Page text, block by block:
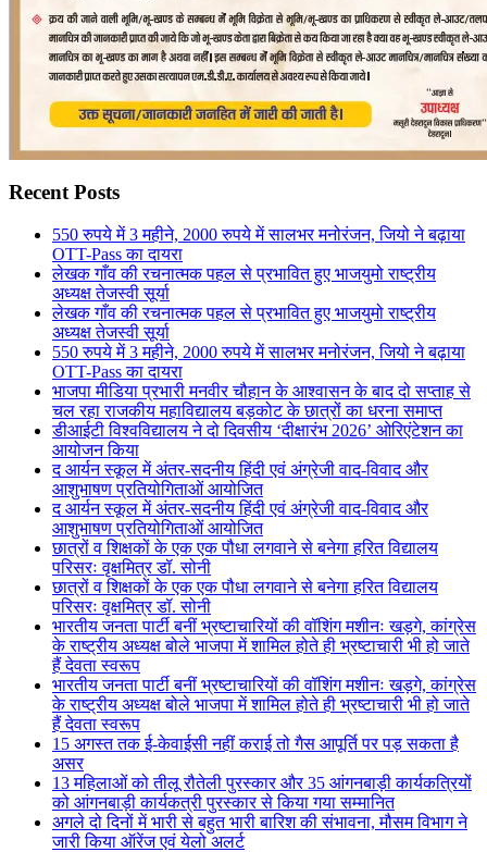
Recent Posts
550 रुपये में 3 महीने, 2000 रुपये में सालभर मनोरंजन, जियो ने बढ़ाया
OTT-Pass का दायरा
लेखक गाँव की रचनात्मक पहल से प्रभावित हुए भाजयुमो राष्ट्रीय
अध्यक्ष तेजस्वी सूर्या
लेखक गाँव की रचनात्मक पहल से प्रभावित हुए भाजयुमो राष्ट्रीय
अध्यक्ष तेजस्वी सूर्या
550 रुपये में 3 महीने, 2000 रुपये में सालभर मनोरंजन, जियो ने बढ़ाया
OTT-Pass का दायरा
भाजपा मीडिया प्रभारी मनवीर चौहान के आश्वासन के बाद दो सप्ताह से
चल रहा राजकीय महाविद्यालय बड़कोट के छात्रों का धरना समाप्त
डीआईटी विश्वविद्यालय ने दो दिवसीय ‘दीक्षारंभ 2026’ ओरिएंटेशन का
आयोजन किया
द आर्यन स्कूल में अंतर-सदनीय हिंदी एवं अंग्रेजी वाद-विवाद और
आशुभाषण प्रतियोगिताओं आयोजित
द आर्यन स्कूल में अंतर-सदनीय हिंदी एवं अंग्रेजी वाद-विवाद और
आशुभाषण प्रतियोगिताओं आयोजित
छात्रों व शिक्षकों के एक एक पौधा लगवाने से बनेगा हरित विद्यालय
परिसरः वृक्षमित्र डॉ. सोनी
छात्रों व शिक्षकों के एक एक पौधा लगवाने से बनेगा हरित विद्यालय
परिसरः वृक्षमित्र डॉ. सोनी
भारतीय जनता पार्टी बनीं भ्रष्टाचारियों की वॉशिंग मशीनः खड़गे, कांग्रेस
के राष्ट्रीय अध्यक्ष बोले भाजपा में शामिल होते ही भ्रष्टाचारी भी हो जाते
हैं देवता स्वरूप
भारतीय जनता पार्टी बनीं भ्रष्टाचारियों की वॉशिंग मशीनः खड़गे, कांग्रेस
के राष्ट्रीय अध्यक्ष बोले भाजपा में शामिल होते ही भ्रष्टाचारी भी हो जाते
हैं देवता स्वरूप
15 अगस्त तक ई-केवाईसी नहीं कराई तो गैस आपूर्ति पर पड़ सकता है
असर
13 महिलाओं को तीलू रौतेली पुरस्कार और 35 आंगनबाड़ी कार्यकत्रियों
को आंगनबाड़ी कार्यकत्री पुरस्कार से किया गया सम्मानित
अगले दो दिनों में भारी से बहुत भारी बारिश की संभावना, मौसम विभाग ने
जारी किया ऑरेंज एवं येलो अलर्ट